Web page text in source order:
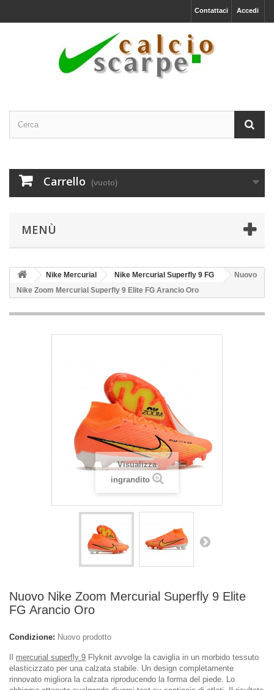
Accedi
Contattaci
Carrello (vuoto)
MENÙ
Nike Mercurial Nike Mercurial Superfly 9 FG
Nuovo
Nike Zoom Mercurial Superfly 9 Elite FG Arancio Oro
Visualizza
ingrandito
Nuovo Nike Zoom Mercurial Superfly 9 Elite
FG Arancio Oro
Condizione: Nuovo prodotto
mercurial superfly 9 Flyknit avvolge la caviglia in un morbido tessuto
elasticizzato per una calzata stabile. Un design completamente
rinnovato migliora la calzata riproducendo la forma del piede. Lo